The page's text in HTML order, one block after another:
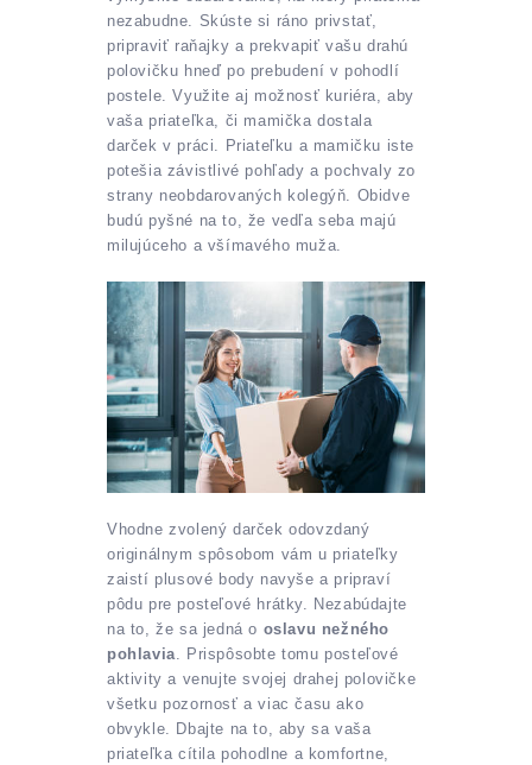
nezabudne. Skúste si ráno privstať,
pripraviť raňajky a prekvapiť vašu drahú
polovičku hneď po prebudení v pohodlí
postele. Využite aj možnosť kuriéra, aby
vaša priateľka, či mamička dostala
darček v práci. Priateľku a mamičku iste
potešia závistlivé pohľady a pochvaly zo
strany neobdarovaných kolegýň. Obidve
budú pyšné na to, že vedľa seba majú
milujúceho a všímavého muža.
Vhodne zvolený darček odovzdaný
originálnym spôsobom vám u priateľky
zaistí plusové body navyše a pripraví
pôdu pre posteľové hrátky. Nezabúdajte
na to, že sa jedná o oslavu nežného
pohlavia. Prispôsobte tomu posteľové
aktivity a venujte svojej drahej polovičke
všetku pozornosť a viac času ako
obvykle. Dbajte na to, aby sa vaša
priateľka cítila pohodlne a komfortne,